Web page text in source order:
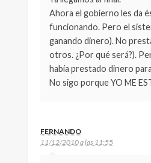
Ahora el gobierno les da
funcionando. Pero el
ganando dinero). No
otros. ¿Por qué será?).
había prestado dinero
No sigo porque YO ME
FERNANDO
11/12/2010 a las 11:55